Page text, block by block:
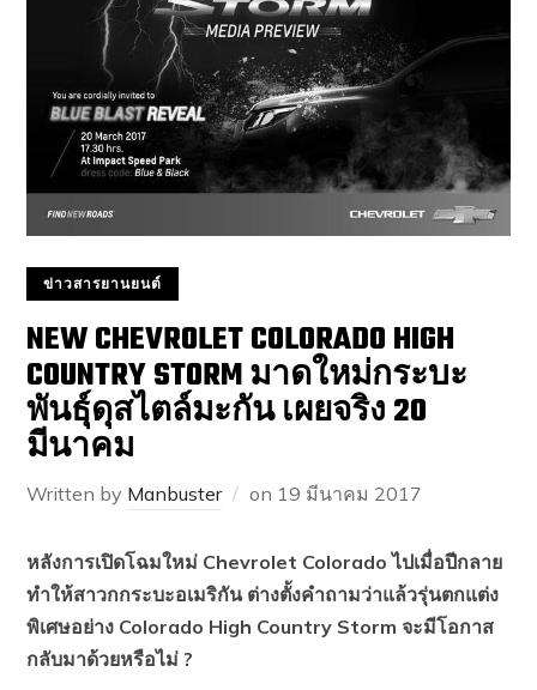
ข่าวสารยานยนต์
NEW CHEVROLET COLORADO HIGH
COUNTRY STORM มาดใหม่กระบะ
พันธุ์ดุสไตล์มะกัน เผยจริง 20
มีนาคม
Written by Manbuster on 19 มีนาคม 2017
หลังการเปิดโฉมใหม่ Chevrolet Colorado ไปเมื่อปีกลาย
ทำให้สาวกกระบะอเมริกัน ต่างตั้งคำถามว่าแล้วรุ่นตกแต่ง
พิเศษอย่าง Colorado High Country Storm จะมีโอกาส
กลับมาด้วยหรือไม่ ?